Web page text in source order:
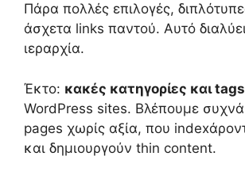
Πάρα πολλές επιλογές,
άσχετα links παντού. Αυτό
ιεραρχία.
Έκτο: κακές κατηγορίες και tags
WordPress sites. Βλέπουμε
pages χωρίς αξία, που
και δημιουργούν thin content.